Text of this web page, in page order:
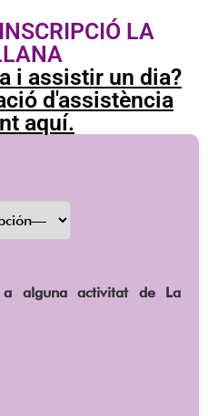
LA
i assistir un dia?
d'assistència
aquí.
a alguna activitat de La